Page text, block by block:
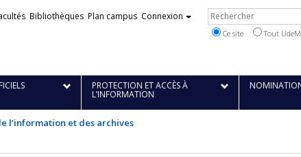
Bibliothèques Plan campus Connexion Rechercher
Ce site Tout UdeM
PROTECTION ET ACCÈS À
L’INFORMATION
l’information et des archives